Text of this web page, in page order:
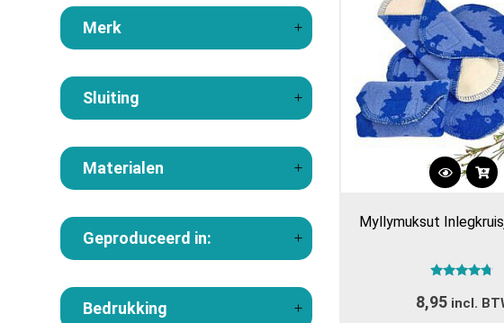
Merk
Sluiting
Materialen
Geproduceerd in:
Bedrukking
Dit
heeft
optie
Myllymuksut
4.50
uit 5
8,95 incl.